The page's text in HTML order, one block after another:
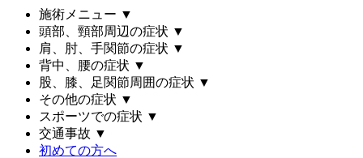
施術メニュー ▼
頭部、頸部周辺の症状 ▼
肩、肘、手関節の症状 ▼
背中、腰の症状 ▼
股、膝、足関節周囲の症状 ▼
その他の症状 ▼
スポーツでの症状 ▼
交通事故 ▼
初めての方へ